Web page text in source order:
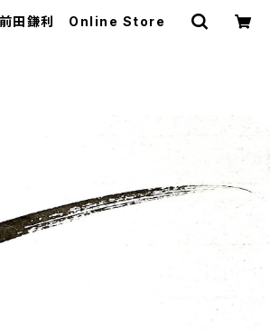
田鎌利 Online Store